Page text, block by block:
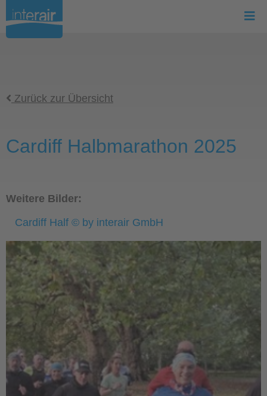
Zurück zur Übersicht
Cardiff Halbmarathon 2025
Weitere Bilder:
Cardiff Half © by interair GmbH